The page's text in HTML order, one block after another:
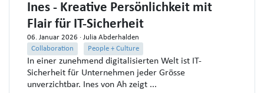
Ines - Kreative Persönlichkeit mit
Flair für IT-Sicherheit
06. Januar 2026 · Julia Abderhalden
Collaboration
People + Culture
In einer zunehmend digitalisierten Welt ist IT-
Sicherheit für Unternehmen jeder Grösse
unverzichtbar. Ines von Ah zeigt ...